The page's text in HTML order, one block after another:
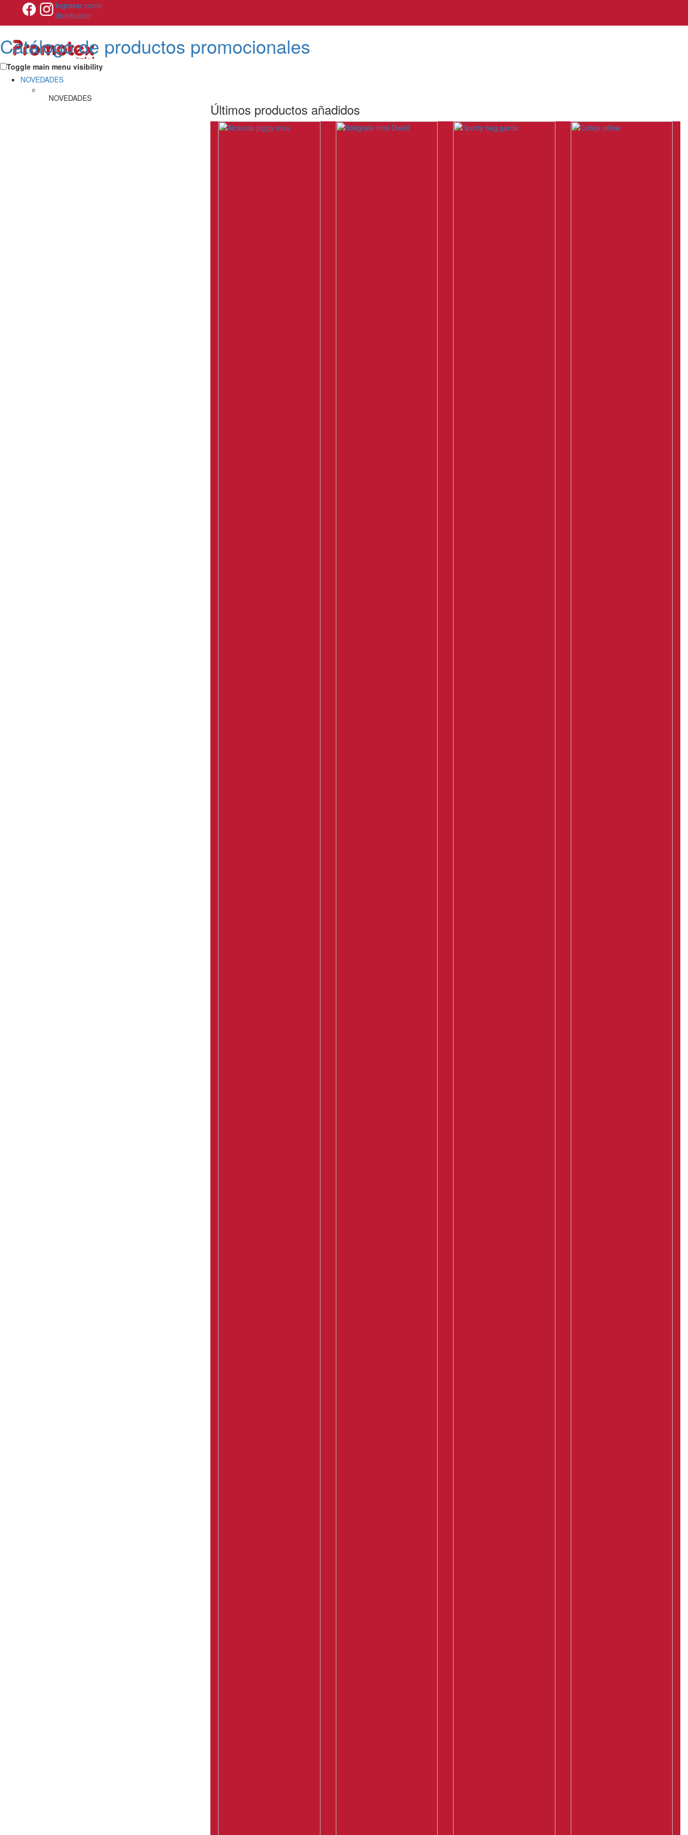
Ingresar como
distribuidor
Catálogo de productos promocionales
Toggle main menu visibility
NOVEDADES
NOVEDADES
Últimos productos añadidos